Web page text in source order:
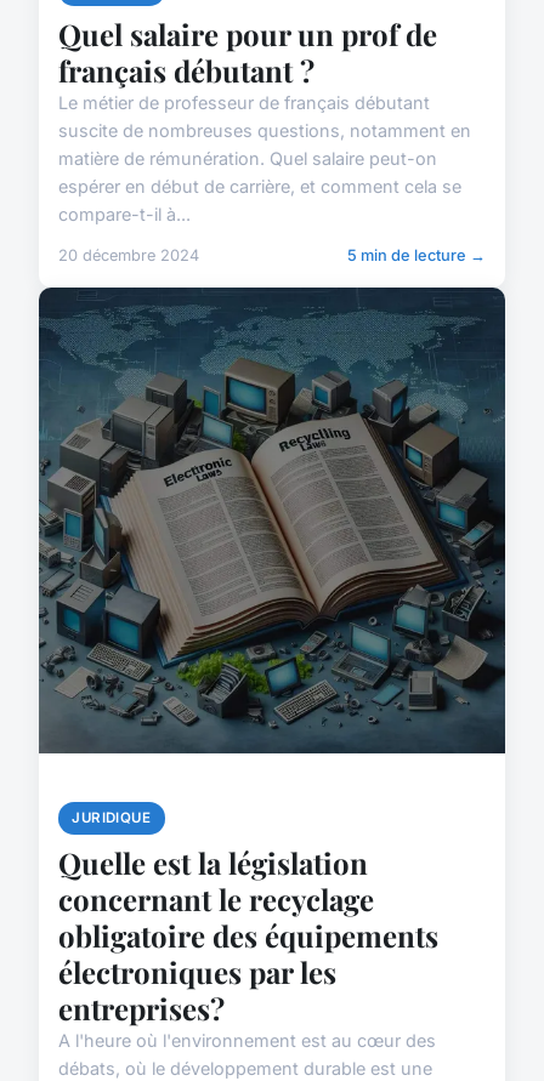
Quel salaire pour un prof de
français débutant ?
Le métier de professeur de français débutant
suscite de nombreuses questions, notamment en
matière de rémunération. Quel salaire peut-on
espérer en début de carrière, et comment cela se
compare-t-il à...
20 décembre 2024 5 min de lecture →
JURIDIQUE
Quelle est la législation
concernant le recyclage
obligatoire des équipements
électroniques par les
entreprises?
A l'heure où l'environnement est au cœur des
débats, où le développement durable est une